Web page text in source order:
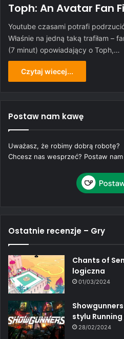
Toph: An Avatar Fan
Youtube czasami potrafi
Właśnie na jedną taką trafiłam –
(7 minut) opowiadający o Toph,…
Czytaj wiecej...
Postaw nam kawę
Uważasz, że robimy dobrą robotę?
Chcesz nas wesprzeć? Postaw
Ostatnie recenzje – Gry
Chants of
logiczna
01/03/2024
stylu
28/02/2024